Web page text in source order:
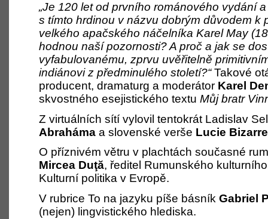
„Je 120 let od prvního románového vydání
s tímto hrdinou v názvu dobrým důvodem k
velkého apačského náčelníka KarelMay
hodnou naší pozornosti? A proč a jak se
vyfabulovanému, zprvu uvěřitelně
indiánovi z předminulého století?“Takové
producent, dramaturg a moderátor Karel
skvostného esejistického textu Můj bratr
Z virtuálních sítí vylovil tentokrát Ladislav
Abraháma a slovenské verše Lucie
O příznivém větru v plachtách současné
Mircea Duţă, ředitel Rumunského
Kulturní politika v Evropě.
V rubrice To na jazyku píše básník Gabriel
(nejen) lingvistického hlediska.